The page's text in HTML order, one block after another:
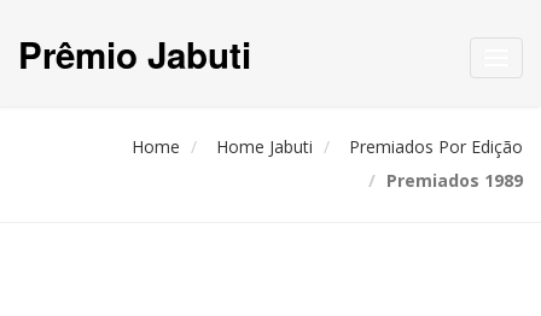
Prêmio Jabuti
Home Home Jabuti
Premiados Por Edição
Premiados 1989